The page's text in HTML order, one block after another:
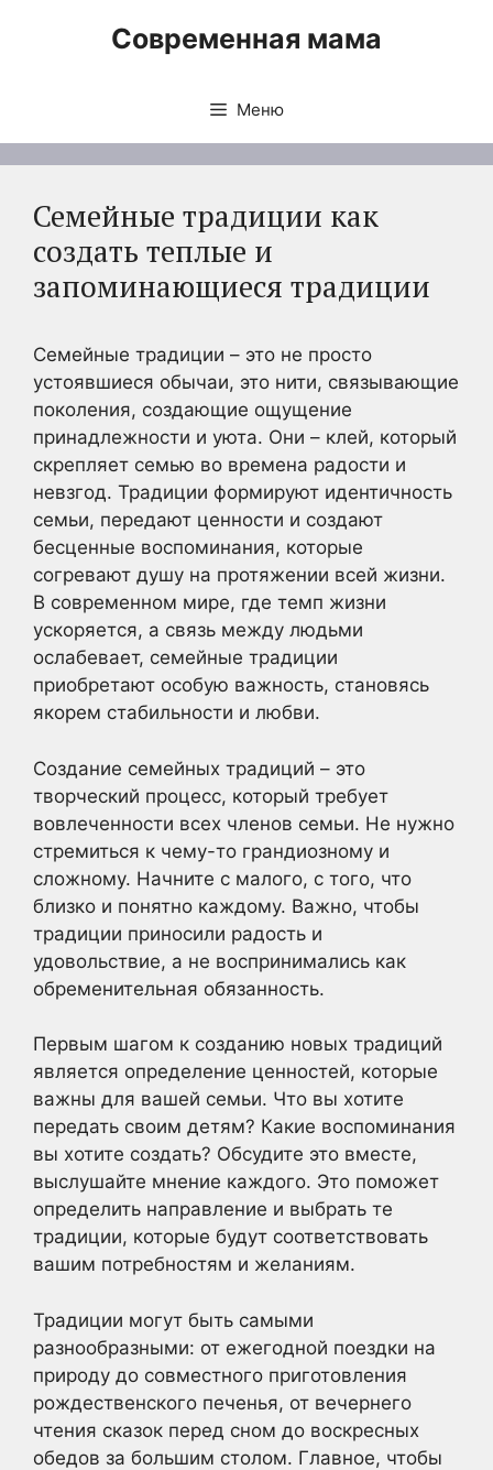
Современная мама
Меню
Семейные традиции как
создать теплые и
запоминающиеся традиции
Семейные традиции – это не просто
устоявшиеся обычаи, это нити, связывающие
поколения, создающие ощущение
принадлежности и уюта. Они – клей, который
скрепляет семью во времена радости и
невзгод. Традиции формируют идентичность
семьи, передают ценности и создают
бесценные воспоминания, которые
согревают душу на протяжении всей жизни.
В современном мире, где темп жизни
ускоряется, а связь между людьми
ослабевает, семейные традиции
приобретают особую важность, становясь
якорем стабильности и любви.
Создание семейных традиций – это
творческий процесс, который требует
вовлеченности всех членов семьи. Не нужно
стремиться к чему-то грандиозному и
сложному. Начните с малого, с того, что
близко и понятно каждому. Важно, чтобы
традиции приносили радость и
удовольствие, а не воспринимались как
обременительная обязанность.
Первым шагом к созданию новых традиций
является определение ценностей, которые
важны для вашей семьи. Что вы хотите
передать своим детям? Какие воспоминания
вы хотите создать? Обсудите это вместе,
выслушайте мнение каждого. Это поможет
определить направление и выбрать те
традиции, которые будут соответствовать
вашим потребностям и желаниям.
Традиции могут быть самыми
разнообразными: от ежегодной поездки на
природу до совместного приготовления
рождественского печенья, от вечернего
чтения сказок перед сном до воскресных
обедов за большим столом. Главное, чтобы